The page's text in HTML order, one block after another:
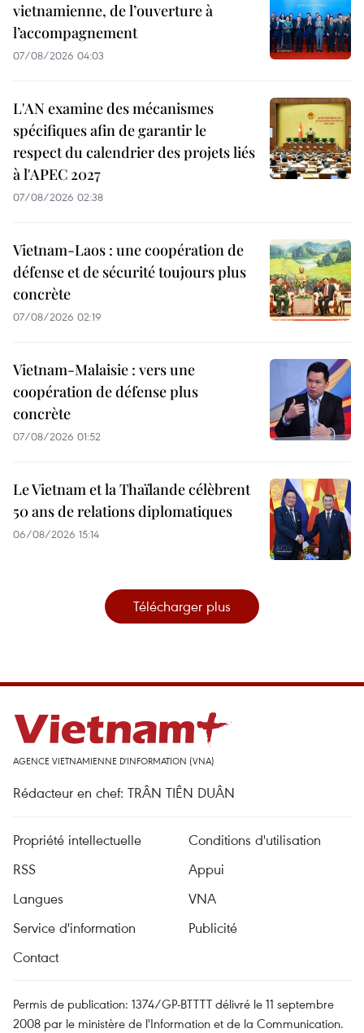
vietnamienne, de l’ouverture à
l’accompagnement
07/08/2026 04:03
L'AN examine des mécanismes
spécifiques afin de garantir le
respect du calendrier des projets liés
à l'APEC 2027
07/08/2026 02:38
Vietnam-Laos : une coopération de
défense et de sécurité toujours plus
concrète
07/08/2026 02:19
Vietnam-Malaisie : vers une
coopération de défense plus
concrète
07/08/2026 01:52
Le Vietnam et la Thaïlande célèbrent
50 ans de relations diplomatiques
06/08/2026 15:14
Télécharger plus
AGENCE VIETNAMIENNE D'INFORMATION (VNA)
Rédacteur en chef: TRÂN TIÊN DUÂN
Propriété intellectuelle
Conditions d'utilisation
RSS
Appui
Langues
VNA
Service d'information
Publicité
Contact
Permis de publication: 1374/GP-BTTTT délivré le 11 septembre
2008 par le ministère de l'Information et de la Communication.